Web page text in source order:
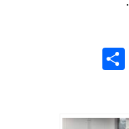
Telegram